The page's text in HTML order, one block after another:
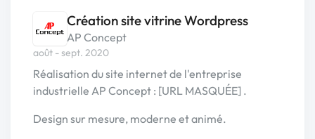
Création site vitrine Wordpress
AP Concept
août - sept. 2020
Réalisation du site internet de l'entreprise
industrielle AP Concept : [URL MASQUÉE] .
Design sur mesure, moderne et animé.